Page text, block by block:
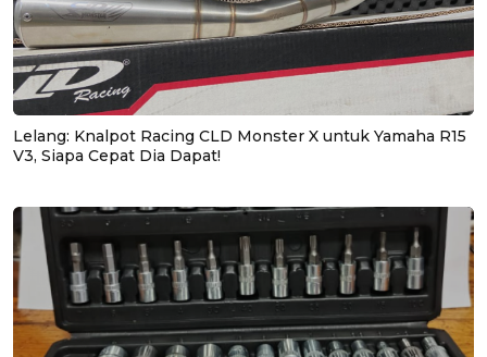
Lelang: Knalpot Racing CLD Monster X untuk Yamaha R15
V3, Siapa Cepat Dia Dapat!